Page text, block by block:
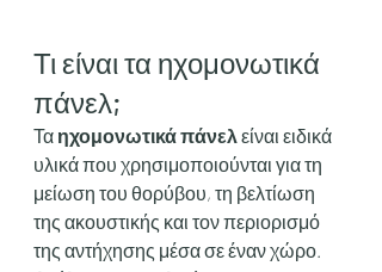
Τι είναι τα ηχομονωτικά
πάνελ;
Τα ηχομονωτικά πάνελ είναι ειδικά
υλικά που χρησιμοποιούνται για τη
μείωση του θορύβου, τη βελτίωση
της ακουστικής και τον περιορισμό
της αντήχησης μέσα σε έναν χώρο.